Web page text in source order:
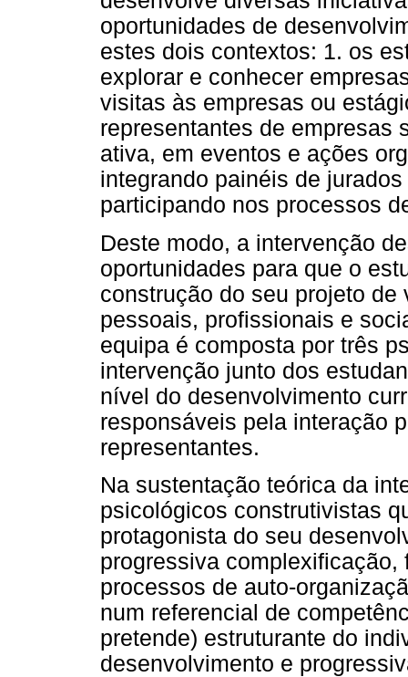
oportunidades de
estes dois contextos: 1. os
explorar e conhecer
visitas às empresas ou
representantes de empresas
ativa, em eventos e ações
integrando painéis de
participando nos processos
Deste modo, a intervenção
oportunidades para que o
construção do seu projeto
pessoais, profissionais e
equipa é composta por três
intervenção junto dos
nível do desenvolvimento
responsáveis pela interação
representantes.
Na sustentação teórica da
psicológicos construtivistas
protagonista do seu
progressiva
processos de auto-
num referencial de
pretende) estruturante do
desenvolvimento e